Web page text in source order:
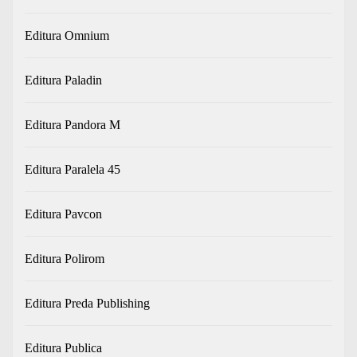
Editura Omnium
Editura Paladin
Editura Pandora M
Editura Paralela 45
Editura Pavcon
Editura Polirom
Editura Preda Publishing
Editura Publica